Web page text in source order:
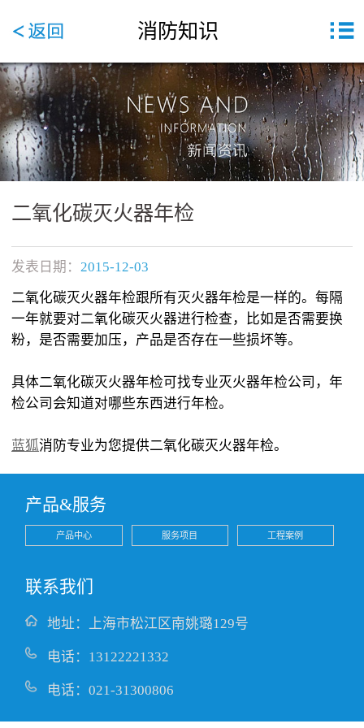
消防知识
二氧化碳灭火器年检
发表日期： 2015-12-03
二氧化碳灭火器年检跟所有灭火器年检是一样的。每隔
一年就要对二氧化碳灭火器进行检查，比如是否需要换
粉，是否需要加压，产品是否存在一些损坏等。
具体二氧化碳灭火器年检可找专业灭火器年检公司，年
检公司会知道对哪些东西进行年检。
蓝狐消防专业为您提供二氧化碳灭火器年检。
产品&服务
产品中心 服务项目 工程案例
联系我们
地址：上海市松江区南姚璐129号
电话：13122221332
电话：021-31300806